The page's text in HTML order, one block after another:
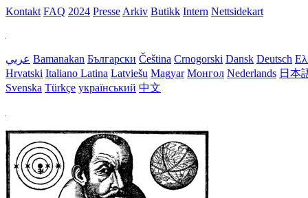
Kontakt FAQ 2024 Presse Arkiv Butikk Intern Nettsidekart
عربي Bamanakan Български Čeština Crnogorski Dansk Deutsch
Hrvatski Italiano Latina Latviešu Magyar Монгол Nederlands 日本
Svenska Türkçe український 中文